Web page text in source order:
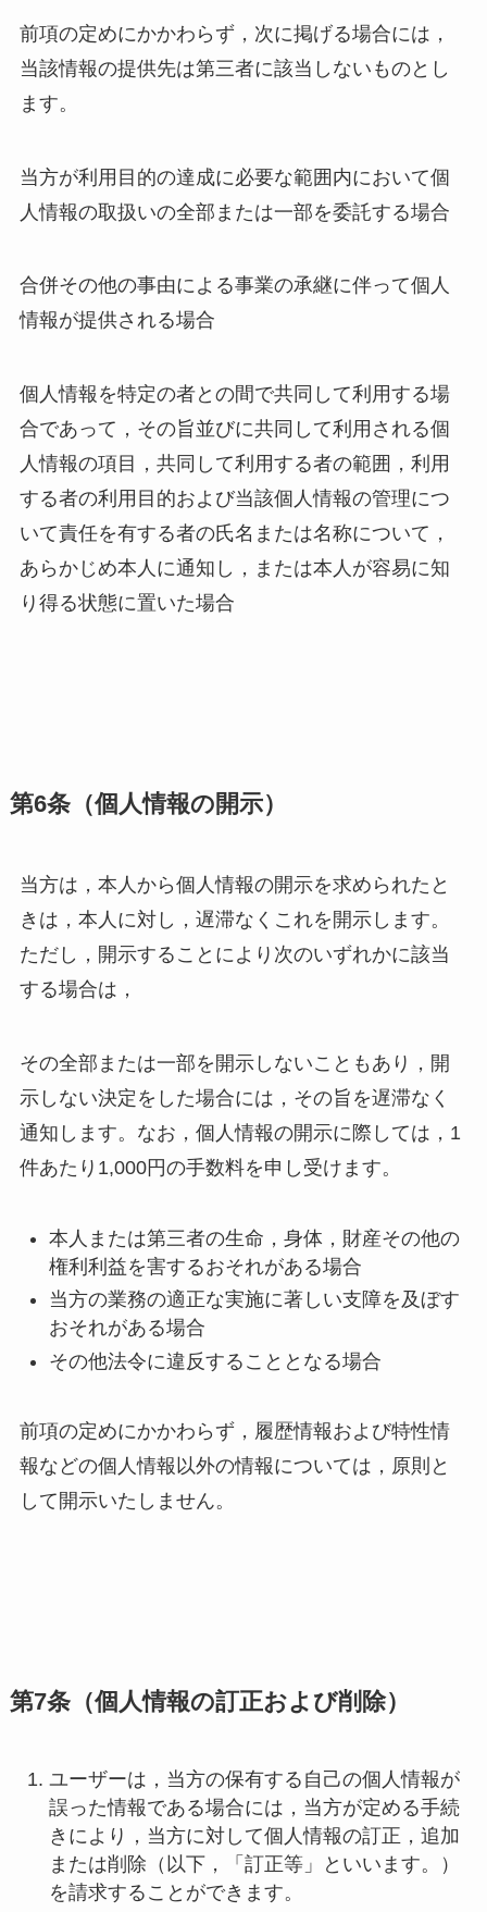
前項の定めにかかわらず，次に掲げる場合には，
当該情報の提供先は第三者に該当しないものとし
ます。
当方が利用目的の達成に必要な範囲内において個
人情報の取扱いの全部または一部を委託する場合
合併その他の事由による事業の承継に伴って個人
情報が提供される場合
個人情報を特定の者との間で共同して利用する場
合であって，その旨並びに共同して利用される個
人情報の項目，共同して利用する者の範囲，利用
する者の利用目的および当該個人情報の管理につ
いて責任を有する者の氏名または名称について，
あらかじめ本人に通知し，または本人が容易に知
り得る状態に置いた場合
第6条（個人情報の開示）
当方は，本人から個人情報の開示を求められたと
きは，本人に対し，遅滞なくこれを開示します。
ただし，開示することにより次のいずれかに該当
する場合は，
その全部または一部を開示しないこともあり，開
示しない決定をした場合には，その旨を遅滞なく
通知します。なお，個人情報の開示に際しては，1
件あたり1,000円の手数料を申し受けます。
本人または第三者の生命，身体，財産その他の
権利利益を害するおそれがある場合
当方の業務の適正な実施に著しい支障を及ぼす
おそれがある場合
その他法令に違反することとなる場合
前項の定めにかかわらず，履歴情報および特性情
報などの個人情報以外の情報については，原則と
して開示いたしません。
第7条（個人情報の訂正および削除）
ユーザーは，当方の保有する自己の個人情報が
誤った情報である場合には，当方が定める手続
きにより，当方に対して個人情報の訂正，追加
または削除（以下，「訂正等」といいます。）
を請求することができます。